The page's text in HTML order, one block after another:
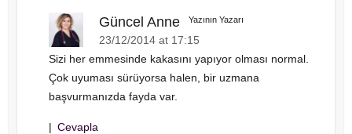
Güncel Anne Yazının Yazarı
23/12/2014 at 17:15
Sizi her emmesinde kakasını yapıyor olması normal.
Çok uyuması sürüyorsa halen, bir uzmana
başvurmanızda fayda var.
| Cevapla